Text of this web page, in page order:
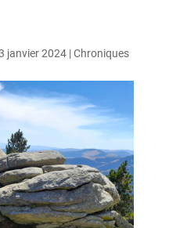
janvier 2024|Chroniques